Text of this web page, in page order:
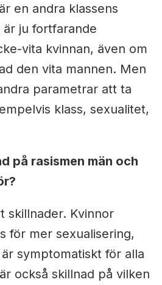
en andra klassens
ju fortfarande
vita kvinnan, även om
den vita mannen. Men
parametrar att ta
klass, sexualitet,
på rasismen män och
skillnader. Kvinnor
för mer sexualisering,
symptomatiskt för alla
också skillnad på vilken